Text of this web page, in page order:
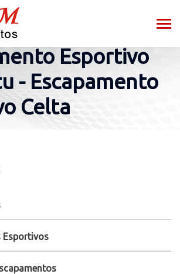
Esportivo
- Escapamento
Celta
Esportivos